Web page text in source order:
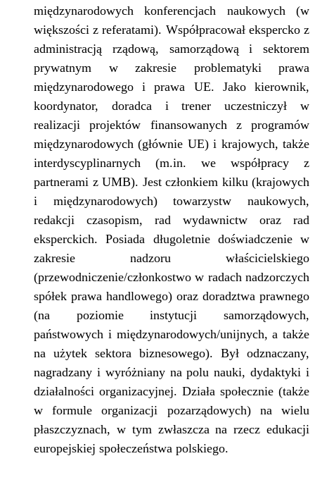
międzynarodowych konferencjach naukowych (w
większości z referatami). Współpracował ekspercko z
administracją rządową, samorządową i sektorem
prywatnym w zakresie problematyki prawa
międzynarodowego i prawa UE. Jako kierownik,
koordynator, doradca i trener uczestniczył w
realizacji projektów finansowanych z programów
międzynarodowych (głównie UE) i krajowych, także
interdyscyplinarnych (m.in. we współpracy z
partnerami z UMB). Jest członkiem kilku (krajowych
i międzynarodowych) towarzystw naukowych,
redakcji czasopism, rad wydawnictw oraz rad
eksperckich. Posiada długoletnie doświadczenie w
zakresie nadzoru właścicielskiego
(przewodniczenie/członkostwo w radach nadzorczych
spółek prawa handlowego) oraz doradztwa prawnego
(na poziomie instytucji samorządowych,
państwowych i międzynarodowych/unijnych, a także
na użytek sektora biznesowego). Był odznaczany,
nagradzany i wyróżniany na polu nauki, dydaktyki i
działalności organizacyjnej. Działa społecznie (także
w formule organizacji pozarządowych) na wielu
płaszczyznach, w tym zwłaszcza na rzecz edukacji
europejskiej społeczeństwa polskiego.